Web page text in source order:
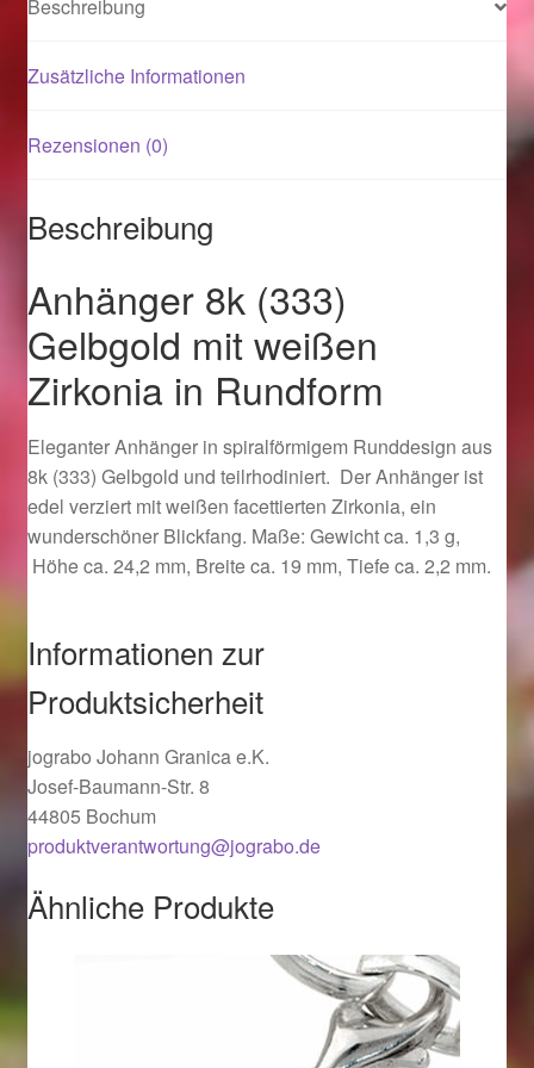
Logout
Ostergeschenke finden für Ostern 2015
Ostergeschenke finden für Ostern 2016
Ostergeschenke finden für Ostern 2017
Ostergeschenke finden für Ostern 2018
Ostergeschenke finden für Ostern 2019
Ostergeschenke finden für Ostern 2021
Ostergeschenke finden für Ostern 2022
Partner
Startseite
Beschreibung
Zusätzliche Informationen
Rezensionen (0)
Beschreibung
Anhänger 8k (333)
Gelbgold mit weißen
Zirkonia in Rundform
Eleganter Anhänger in spiralförmigem Runddesign aus
8k (333) Gelbgold und teilrhodiniert. Der Anhänger ist
edel verziert mit weißen facettierten Zirkonia, ein
wunderschöner Blickfang. Maße: Gewicht ca. 1,3 g,
Höhe ca. 24,2 mm, Breite ca. 19 mm, Tiefe ca. 2,2 mm.
Informationen zur
Produktsicherheit
jograbo Johann Granica e.K.
Josef-Baumann-Str. 8
44805 Bochum
produktverantwortung@jograbo.de
Ähnliche Produkte